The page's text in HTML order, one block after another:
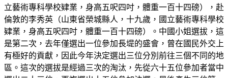
立藝術專科學校肄業，身高五呎四吋，體重一百十四磅），赴
倫敦的李秀英（山東省榮城縣人，十九歲，國立藝術專科學校
肄業，身高五呎四吋，體重一百十四磅）。中國小姐選拔，這
是第二次，去年僅選出一位參加長堤的盛會，曾在國民外交上
有極好的貢獻，因此今年決定選出三位分別前往三個不同的地
區。這次的選拔是經過三次的淘汰，先從六十五位參加者當中